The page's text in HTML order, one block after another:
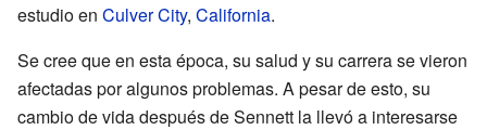
estudio en Culver City, California.
Se cree que en esta época, su salud y su carrera se vieron
afectadas por algunos problemas. A pesar de esto, su
cambio de vida después de Sennett la llevó a interesarse